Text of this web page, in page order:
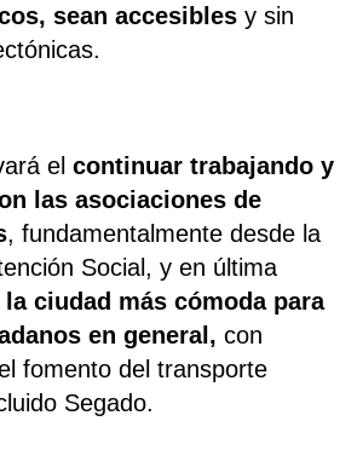
sean accesibles y sin
el continuar trabajando y
las asociaciones de
, fundamentalmente desde la
Social, y en última
la ciudad más cómoda para
en general, con
fomento del transporte
Segado.